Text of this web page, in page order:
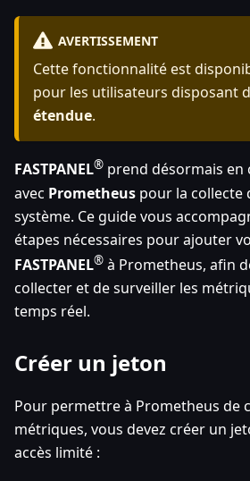
AVERTISSEMENT
Cette fonctionnalité est
pour les utilisateurs disposant
étendue.
FASTPANEL® prend désormais
avec Prometheus pour la collecte
système. Ce guide vous
étapes nécessaires pour ajouter
FASTPANEL® à Prometheus, afin
collecter et de surveiller les
temps réel.
Créer un jeton
Pour permettre à Prometheus de
métriques, vous devez créer un
accès limité :